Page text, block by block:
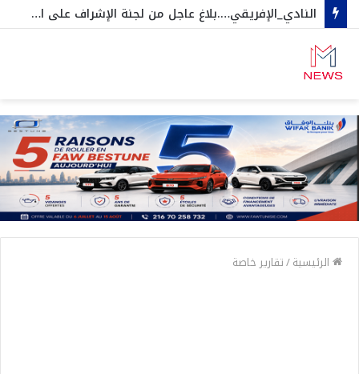
النادي_الإفريقي….بلاغ عاجل من لجنة الإشراف على الجلسات العامة و المنخرطين
الرئيسية/تقارير خاصة